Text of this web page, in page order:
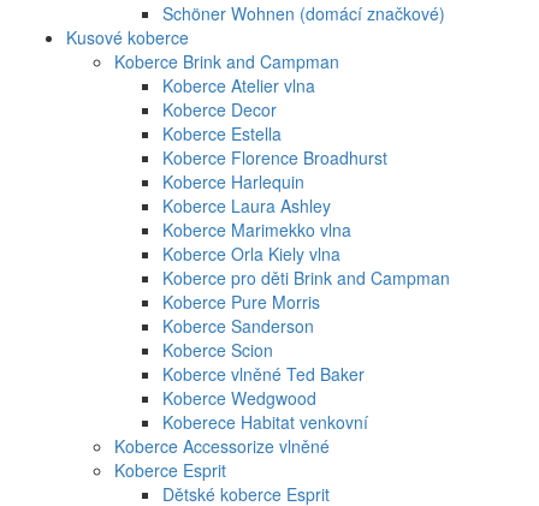
Schöner Wohnen (domácí značkové)
Kusové koberce
Koberce Brink and Campman
Koberce Atelier vlna
Koberce Decor
Koberce Estella
Koberce Florence Broadhurst
Koberce Harlequin
Koberce Laura Ashley
Koberce Marimekko vlna
Koberce Orla Kiely vlna
Koberce pro děti Brink and Campman
Koberce Pure Morris
Koberce Sanderson
Koberce Scion
Koberce vlněné Ted Baker
Koberce Wedgwood
Koberece Habitat venkovní
Koberce Accessorize vlněné
Koberce Esprit
Dětské koberce Esprit